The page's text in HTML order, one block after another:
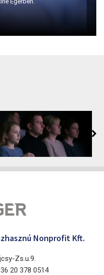
utca 4.
Nonprofit Kft.
Zs.u.9.
20 378 0514